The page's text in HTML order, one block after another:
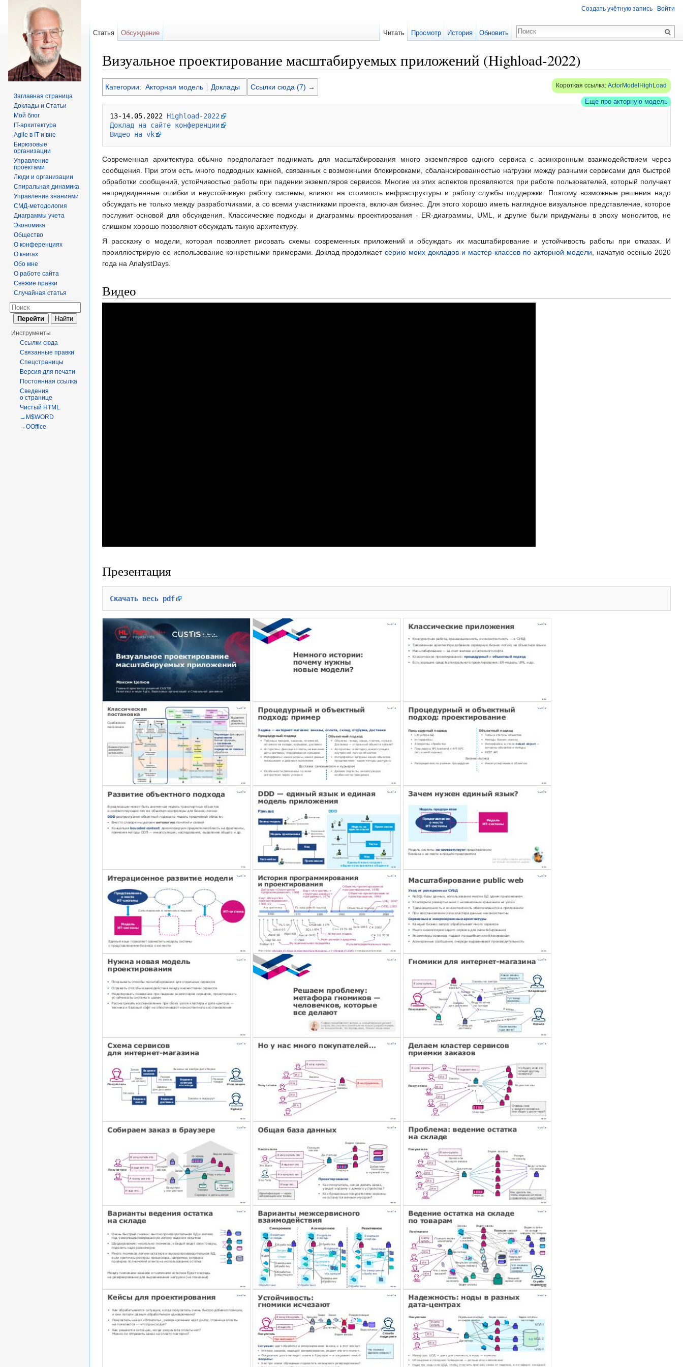
Визуальное проектирование масштабируемых приложений (Highload-2022)
Категории: Акторная модель Доклады Короткая ссылка: ActorModelHighLoad
Ссылки сюда (7) →
Еще про акторную модель
13-14.05.2022 Highload-2022
Доклад на сайте конференции
Видео на vk
Современная архитектура обычно предполагает поднимать для масштабирования много экземпляров одного сервиса с асинхронным взаимодействием через
сообщения. При этом есть много подводных камней, связанных с возможными блокировками, сбалансированностью нагрузки между разными сервисами для быстрой
обработки сообщений, устойчивостью работы при падении экземпляров сервисов. Многие из этих аспектов проявляются при работе пользователей, который получает
непредвиденные ошибки и неустойчивую работу системы, влияют на стоимость инфраструктуры и работу службы поддержки. Поэтому возможные решения надо
обсуждать не только между разработчиками, а со всеми участниками проекта, включая бизнес. Для этого хорошо иметь наглядное визуальное представление, которое
послужит основой для обсуждения. Классические подходы и диаграммы проектирования - ER-диаграммы, UML, и другие были придуманы в эпоху монолитов, не
слишком хорошо позволяют обсуждать такую архитектуру.
Я расскажу о модели, которая позволяет рисовать схемы современных приложений и обсуждать их масштабирование и устойчивость работы при отказах. И
проиллюстрирую ее использование конкретными примерами. Доклад продолжает серию моих докладов и мастер-классов по акторной модели, начатую осенью 2020
года на AnalystDays.
Видео
Презентация
Скачать весь pdf
Создать учётную запись Войти
Статья Обсуждение Читать Просмотр История Обновить
Заглавная страница
Доклады и Статьи
Мой блог
IT-архитектура
Agile в IT и вне
Бирюзовые
организации
Управление
проектами
Люди и организации
Спиральная динамика
Управление знаниями
СМД-методология
Диаграммы учета
Экономика
Общество
О конференциях
О книгах
Обо мне
О работе сайта
Свежие правки
Случайная статья
Инструменты
Ссылки сюда
Связанные правки
Спецстраницы
Версия для печати
Постоянная ссылка
Сведения
о странице
Чистый HTML
→M$WORD
→OOffice